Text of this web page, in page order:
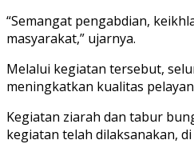
“Semangat pengabdian,
masyarakat,” ujarnya.
Melalui kegiatan tersebut,
meningkatkan kualitas
Kegiatan ziarah dan tabur
kegiatan telah dilaksanakan,